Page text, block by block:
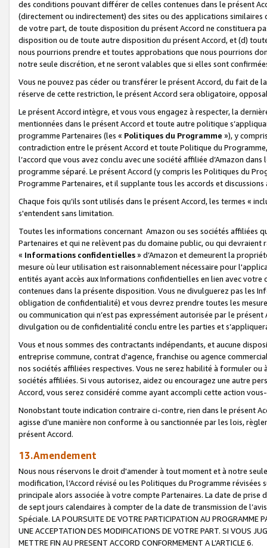
des conditions pouvant différer de celles contenues dans le présent
(directement ou indirectement) des sites ou des applications
de votre part, de toute disposition du présent Accord ne constituera
disposition ou de toute autre disposition du présent Accord, et (d)
nous pourrions prendre et toutes approbations que nous pourrions
notre seule discrétion, et ne seront valables que si elles sont
Vous ne pouvez pas céder ou transférer le présent Accord, du fait de
réserve de cette restriction, le présent Accord sera obligatoire,
Le présent Accord intègre, et vous vous engagez à respecter, la
mentionnées dans le présent Accord et toute autre politique
programme Partenaires (les « Politiques du Programme »), y
contradiction entre le présent Accord et toute Politique du
l’accord que vous avez conclu avec une société affiliée d’Amazon
programme séparé. Le présent Accord (y compris les Politiques du
Programme Partenaires, et il supplante tous les accords et discussions
Chaque fois qu’ils sont utilisés dans le présent Accord, les termes «
s'entendent sans limitation.
Toutes les informations concernant Amazon ou ses sociétés affiliées
Partenaires et qui ne relèvent pas du domaine public, ou qui
« Informations confidentielles» d’Amazon et demeurent la
mesure où leur utilisation est raisonnablement nécessaire pour
entités ayant accès aux Informations confidentielles en lien avec
contenues dans la présente disposition. Vous ne divulguerez pas les
obligation de confidentialité) et vous devrez prendre toutes les
ou communication qui n’est pas expressément autorisée par le
divulgation ou de confidentialité conclu entre les parties et
Vous et nous sommes des contractants indépendants, et aucune
entreprise commune, contrat d'agence, franchise ou agence
nos sociétés affiliées respectives. Vous ne serez habilité à formuler
sociétés affiliées. Si vous autorisez, aidez ou encouragez une autre
Accord, vous serez considéré comme ayant accompli cette action
Nonobstant toute indication contraire ci-contre, rien dans le présent
agisse d’une manière non conforme à ou sanctionnée par les lois,
présent Accord.
13.Amendement
Nous nous réservons le droit d'amender à tout moment et à notre
modification, l’Accord révisé ou les Politiques du Programme
principale alors associée à votre compte Partenaires. La date de
de sept jours calendaires à compter de la date de transmission de
Spéciale. LA POURSUITE DE VOTRE PARTICIPATION AU PROGRAMME
UNE ACCEPTATION DES MODIFICATIONS DE VOTRE PART. SI VOUS
METTRE FIN AU PRESENT ACCORD CONFORMEMENT A L’ARTICLE 6.